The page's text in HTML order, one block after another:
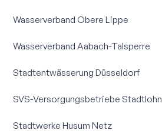
Wasserverband Obere Lippe
Wasserverband Aabach-Talsperre
Stadtentwässerung Düsseldorf
SVS-Versorgungs­betriebe Stadtlohn
Stadtwerke Husum Netz